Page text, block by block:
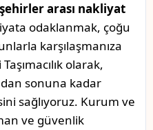
arası nakliyat
odaklanmak, çoğu
karşılaşmanıza
olarak,
sonuna kadar
sağlıyoruz. Kurum ve
ve güvenlik